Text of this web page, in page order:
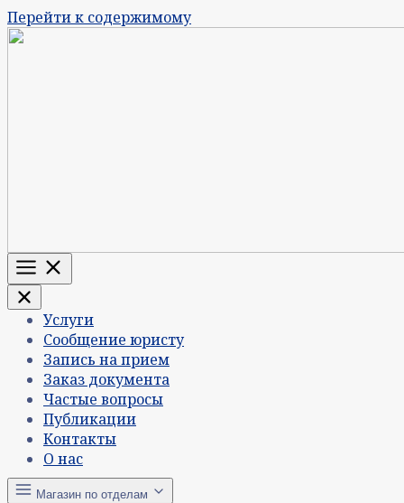
Перейти к содержимому
Меню
Услуги
Сообщение юристу
Запись на прием
Заказ документа
Частые вопросы
Публикации
Контакты
О нас
Магазин по отделам